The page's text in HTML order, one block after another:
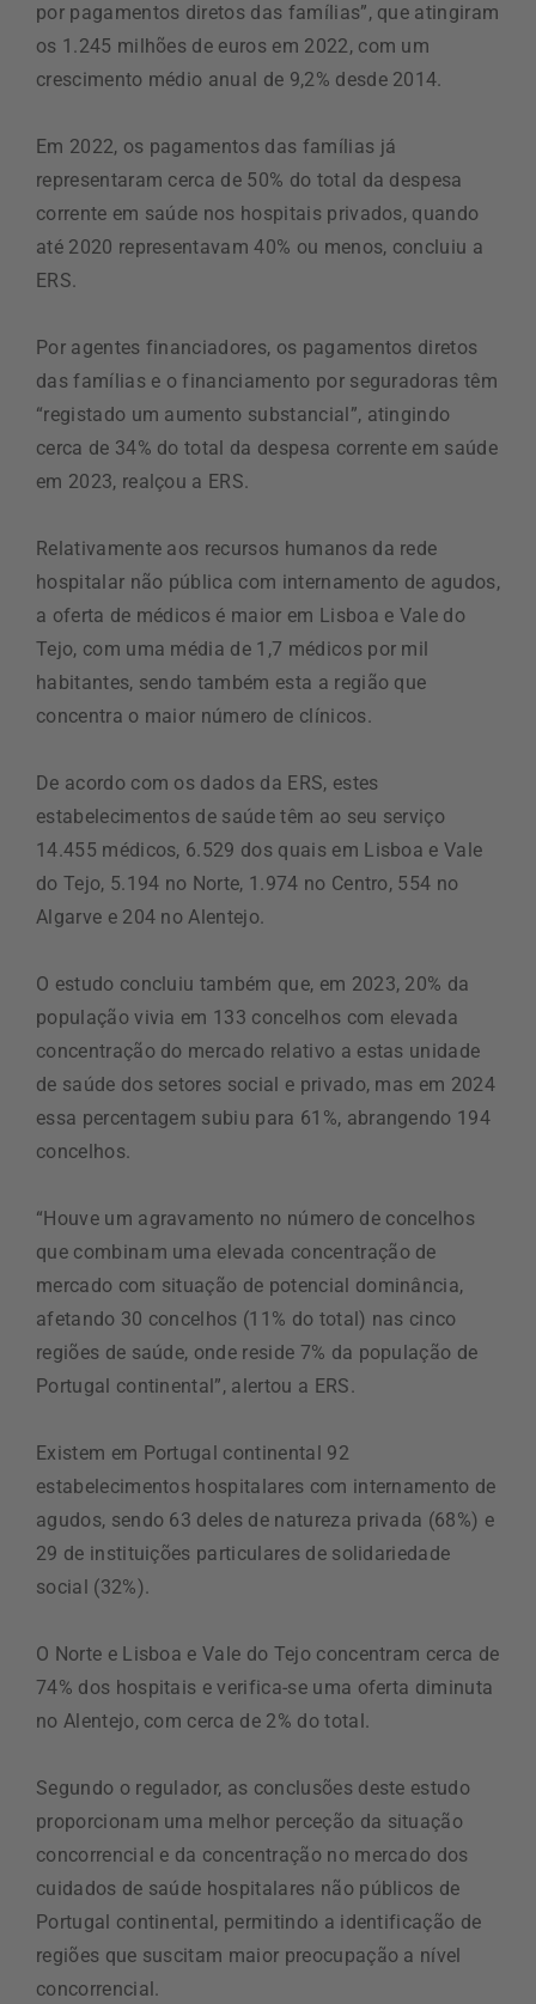
por pagamentos diretos das famílias”, que atingiram
os 1.245 milhões de euros em 2022, com um
crescimento médio anual de 9,2% desde 2014.
Em 2022, os pagamentos das famílias já
representaram cerca de 50% do total da despesa
corrente em saúde nos hospitais privados, quando
até 2020 representavam 40% ou menos, concluiu a
ERS.
Por agentes financiadores, os pagamentos diretos
das famílias e o financiamento por seguradoras têm
“registado um aumento substancial”, atingindo
cerca de 34% do total da despesa corrente em saúde
em 2023, realçou a ERS.
Relativamente aos recursos humanos da rede
hospitalar não pública com internamento de agudos,
a oferta de médicos é maior em Lisboa e Vale do
Tejo, com uma média de 1,7 médicos por mil
habitantes, sendo também esta a região que
concentra o maior número de clínicos.
De acordo com os dados da ERS, estes
estabelecimentos de saúde têm ao seu serviço
14.455 médicos, 6.529 dos quais em Lisboa e Vale
do Tejo, 5.194 no Norte, 1.974 no Centro, 554 no
Algarve e 204 no Alentejo.
O estudo concluiu também que, em 2023, 20% da
população vivia em 133 concelhos com elevada
concentração do mercado relativo a estas unidade
de saúde dos setores social e privado, mas em 2024
essa percentagem subiu para 61%, abrangendo 194
concelhos.
“Houve um agravamento no número de concelhos
que combinam uma elevada concentração de
mercado com situação de potencial dominância,
afetando 30 concelhos (11% do total) nas cinco
regiões de saúde, onde reside 7% da população de
Portugal continental”, alertou a ERS.
Existem em Portugal continental 92
estabelecimentos hospitalares com internamento de
agudos, sendo 63 deles de natureza privada (68%) e
29 de instituições particulares de solidariedade
social (32%).
O Norte e Lisboa e Vale do Tejo concentram cerca de
74% dos hospitais e verifica-se uma oferta diminuta
no Alentejo, com cerca de 2% do total.
Segundo o regulador, as conclusões deste estudo
proporcionam uma melhor perceção da situação
concorrencial e da concentração no mercado dos
cuidados de saúde hospitalares não públicos de
Portugal continental, permitindo a identificação de
regiões que suscitam maior preocupação a nível
concorrencial.